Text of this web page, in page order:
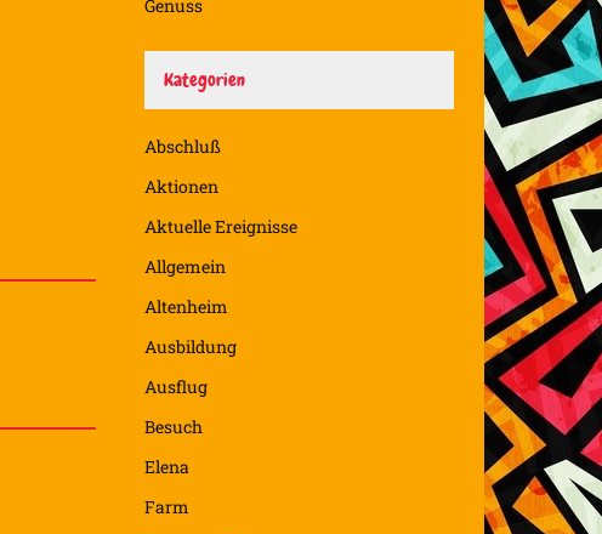
Genuss
Kategorien
Abschluß
Aktionen
Aktuelle Ereignisse
Allgemein
Altenheim
Ausbildung
Ausflug
Besuch
Elena
Farm